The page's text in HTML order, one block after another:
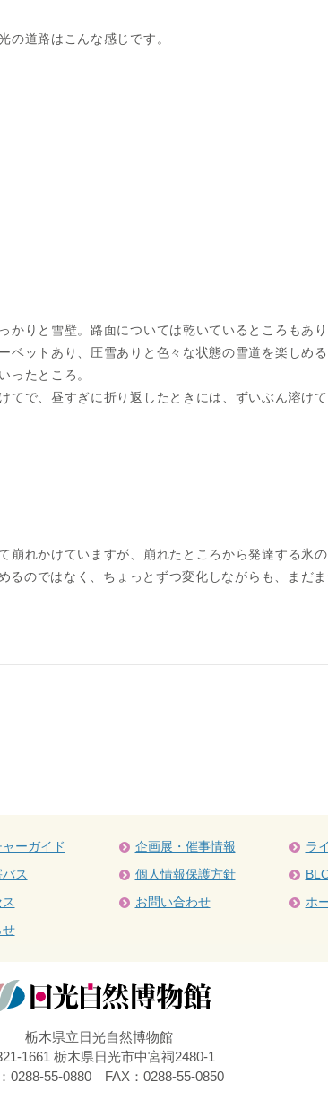
の道路はこんな感じです。
かりと雪壁。路面については乾いているところもあ
ベットあり、圧雪ありと色々な状態の雪道を楽しめ
ったところ。
てで、昼すぎに折り返したときには、ずいぶん溶け
崩れかけていますが、崩れたところから発達する氷
るのではなく、ちょっとずつ変化しながらも、まだ
ーガイド
ス
せ
企画展・催事情報
個人情報保護方針
お問い合わせ
ラ
ホ
栃木県立日光自然博物館
1661 栃木県日光市中宮祠2480-1
0288-55-0880 FAX：0288-55-0850